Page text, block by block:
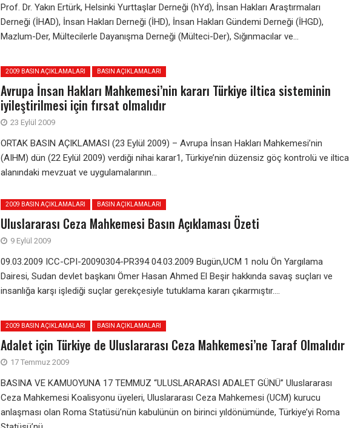
Prof. Dr. Yakın Ertürk, Helsinki Yurttaşlar Derneği (hYd), İnsan Hakları Araştırmaları
Derneği (İHAD), İnsan Hakları Derneği (İHD), İnsan Hakları Gündemi Derneği (İHGD),
Mazlum-Der, Mültecilerle Dayanışma Derneği (Mülteci-Der), Sığınmacılar ve...
2009 BASIN AÇIKLAMALARI BASIN AÇIKLAMALARI
Avrupa İnsan Hakları Mahkemesi’nin kararı Türkiye iltica sisteminin
iyileştirilmesi için fırsat olmalıdır
23 Eylül 2009
ORTAK BASIN AÇIKLAMASI (23 Eylül 2009) – Avrupa İnsan Hakları Mahkemesi’nin
(AIHM) dün (22 Eylül 2009) verdiği nihai karar1, Türkiye’nin düzensiz göç kontrolü ve iltica
alanındaki mevzuat ve uygulamalarının...
2009 BASIN AÇIKLAMALARI BASIN AÇIKLAMALARI
Uluslararası Ceza Mahkemesi Basın Açıklaması Özeti
9 Eylül 2009
09.03.2009 ICC-CPI-20090304-PR394 04.03.2009 Bugün,UCM 1 nolu Ön Yargılama
Dairesi, Sudan devlet başkanı Ömer Hasan Ahmed El Beşir hakkında savaş suçları ve
insanlığa karşı işlediği suçlar gerekçesiyle tutuklama kararı çıkarmıştır....
2009 BASIN AÇIKLAMALARI BASIN AÇIKLAMALARI
Adalet için Türkiye de Uluslararası Ceza Mahkemesi’ne Taraf Olmalıdır
17 Temmuz 2009
BASINA VE KAMUOYUNA 17 TEMMUZ “ULUSLARARASI ADALET GÜNÜ” Uluslararası
Ceza Mahkemesi Koalisyonu üyeleri, Uluslararası Ceza Mahkemesi (UCM) kurucu
anlaşması olan Roma Statüsü’nün kabulünün on birinci yıldönümünde, Türkiye’yi Roma